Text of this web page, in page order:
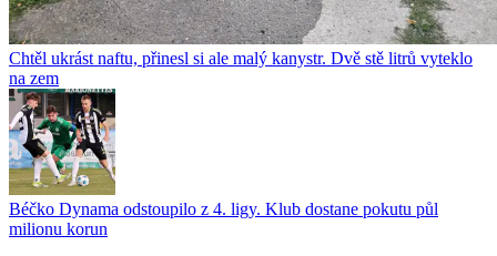
Chtěl ukrást naftu, přinesl si ale malý kanystr. Dvě stě litrů vyteklo
na zem
Béčko Dynama odstoupilo z 4. ligy. Klub dostane pokutu půl
milionu korun